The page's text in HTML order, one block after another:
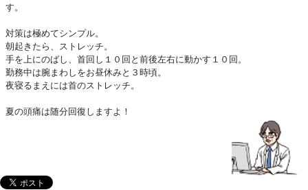
す。
対策は極めてシンプル。
朝起きたら、ストレッチ。
手を上にのばし、首回し１０回と前後左右に動かす１０回。
勤務中は腕まわしをお昼休みと３時頃。
夜寝るまえには首のストレッチ。
夏の頭痛は随分回復しますよ！